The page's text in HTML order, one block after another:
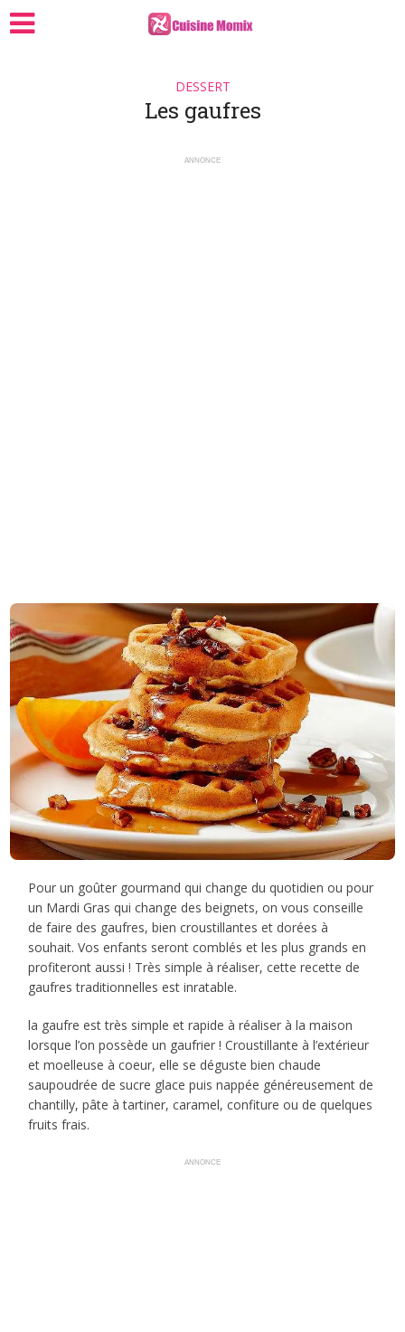
DESSERT
Les gaufres
ANNONCE
Pour un goûter gourmand qui change du quotidien ou pour
un Mardi Gras qui change des beignets, on vous conseille
de faire des gaufres, bien croustillantes et dorées à
souhait. Vos enfants seront comblés et les plus grands en
profiteront aussi ! Très simple à réaliser, cette recette de
gaufres traditionnelles est inratable.
la gaufre est très simple et rapide à réaliser à la maison
lorsque l’on possède un gaufrier ! Croustillante à l’extérieur
et moelleuse à coeur, elle se déguste bien chaude
saupoudrée de sucre glace puis nappée généreusement de
chantilly, pâte à tartiner, caramel, confiture ou de quelques
fruits frais.
ANNONCE